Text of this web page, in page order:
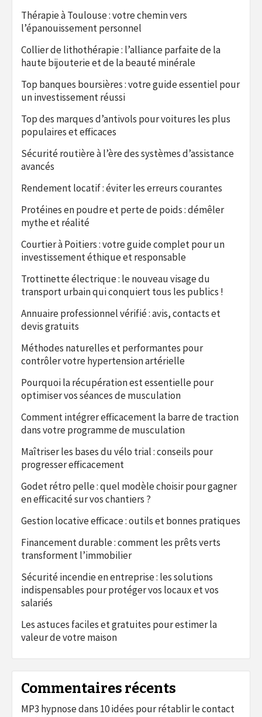
Thérapie à Toulouse : votre chemin vers
l’épanouissement personnel
Collier de lithothérapie : l’alliance parfaite de la
haute bijouterie et de la beauté minérale
Top banques boursières : votre guide essentiel pour
un investissement réussi
Top des marques d’antivols pour voitures les plus
populaires et efficaces
Sécurité routière à l’ère des systèmes d’assistance
avancés
Rendement locatif : éviter les erreurs courantes
Protéines en poudre et perte de poids : démêler
mythe et réalité
Courtier à Poitiers : votre guide complet pour un
investissement éthique et responsable
Trottinette électrique : le nouveau visage du
transport urbain qui conquiert tous les publics !
Annuaire professionnel vérifié : avis, contacts et
devis gratuits
Méthodes naturelles et performantes pour
contrôler votre hypertension artérielle
Pourquoi la récupération est essentielle pour
optimiser vos séances de musculation
Comment intégrer efficacement la barre de traction
dans votre programme de musculation
Maîtriser les bases du vélo trial : conseils pour
progresser efficacement
Godet rétro pelle : quel modèle choisir pour gagner
en efficacité sur vos chantiers ?
Gestion locative efficace : outils et bonnes pratiques
Financement durable : comment les prêts verts
transforment l’immobilier
Sécurité incendie en entreprise : les solutions
indispensables pour protéger vos locaux et vos
salariés
Les astuces faciles et gratuites pour estimer la
valeur de votre maison
Commentaires récents
MP3 hypnosedans 10 idées pour rétablir le contact